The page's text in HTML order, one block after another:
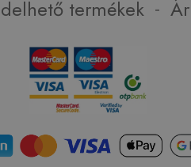
termékek -